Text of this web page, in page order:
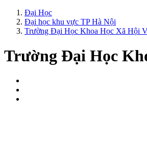
Đại Học
Đại học khu vực TP Hà Nội
Trường Đại Học Khoa Học Xã Hội
Trường Đại Học